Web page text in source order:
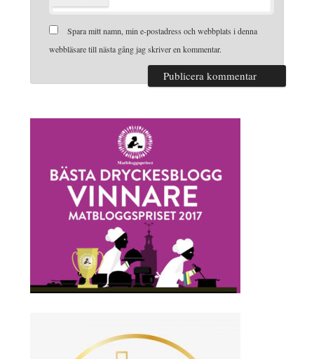
Spara mitt namn, min e-postadress och webbplats i denna
webbläsare till nästa gång jag skriver en kommentar.